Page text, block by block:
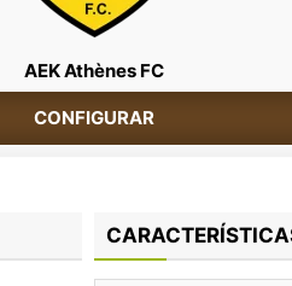
AEK Athènes FC
CONFIGURAR